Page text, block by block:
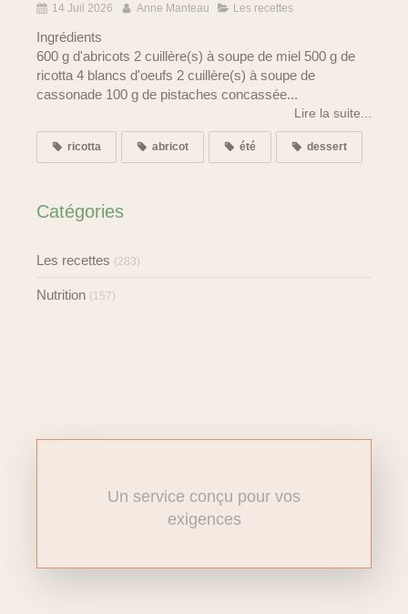
14 Juil 2026 Anne Manteau Les recettes
Ingrédients
600 g d'abricots 2 cuillère(s) à soupe de miel 500 g de
ricotta 4 blancs d'oeufs 2 cuillère(s) à soupe de
cassonade 100 g de pistaches concassée...
Lire la suite...
ricotta abricot été dessert
Catégories
Les recettes (283)
Nutrition (157)
Un service conçu pour vos
exigences